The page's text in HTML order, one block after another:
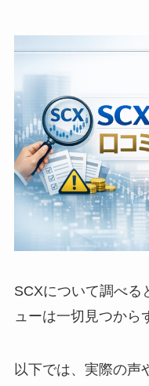
SCXについて調べる
ューは一切見つから
以下では、実際の声